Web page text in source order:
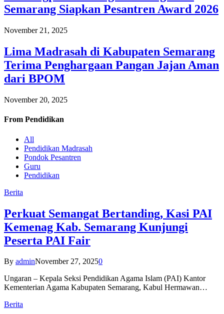
Semarang Siapkan Pesantren Award 2026
November 21, 2025
Lima Madrasah di Kabupaten Semarang
Terima Penghargaan Pangan Jajan Aman
dari BPOM
November 20, 2025
From Pendidikan
All
Pendidikan Madrasah
Pondok Pesantren
Guru
Pendidikan
Berita
Perkuat Semangat Bertanding, Kasi PAI
Kemenag Kab. Semarang Kunjungi
Peserta PAI Fair
By adminNovember 27, 20250
Ungaran – Kepala Seksi Pendidikan Agama Islam (PAI) Kantor
Kementerian Agama Kabupaten Semarang, Kabul Hermawan…
Berita